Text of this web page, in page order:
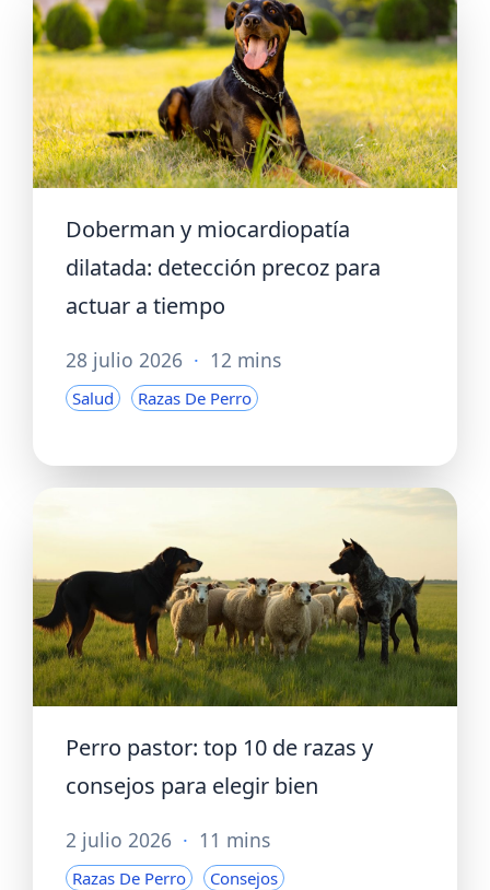
Doberman y miocardiopatía
dilatada: detección precoz para
actuar a tiempo
28 julio 2026 · 12 mins
Salud Razas De Perro
Perro pastor: top 10 de razas y
consejos para elegir bien
2 julio 2026 · 11 mins
Razas De Perro Consejos